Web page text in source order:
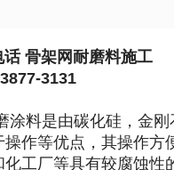
骨架网耐磨料施工
3131
涂料是由碳化硅，金
作等优点，其操作方
工厂等具有较腐蚀性